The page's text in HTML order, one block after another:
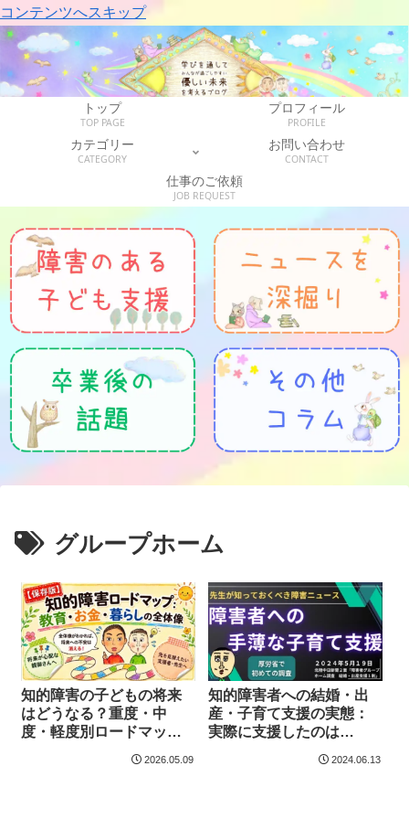
コンテンツへスキップ
トップ
TOP PAGE
プロフィール
PROFILE
カテゴリー
CATEGORY
お問い合わせ
CONTACT
仕事のご依頼
JOB REQUEST
グループホーム
知的障害の子どもの将来
はどうなる？重度・中
度・軽度別ロードマップ
2026.05.09
知的障害者への結婚・出
産・子育て支援の実態：
実際に支援したのは
2024.06.13